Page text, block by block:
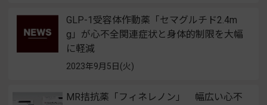
GLP-1受容体作動薬「セマグルチド2.4m
g」が心不全関連症状と身体的制限を大幅
に軽減
2023年9月5日(火)
MR拮抗薬「フィネレノン」 幅広い心不